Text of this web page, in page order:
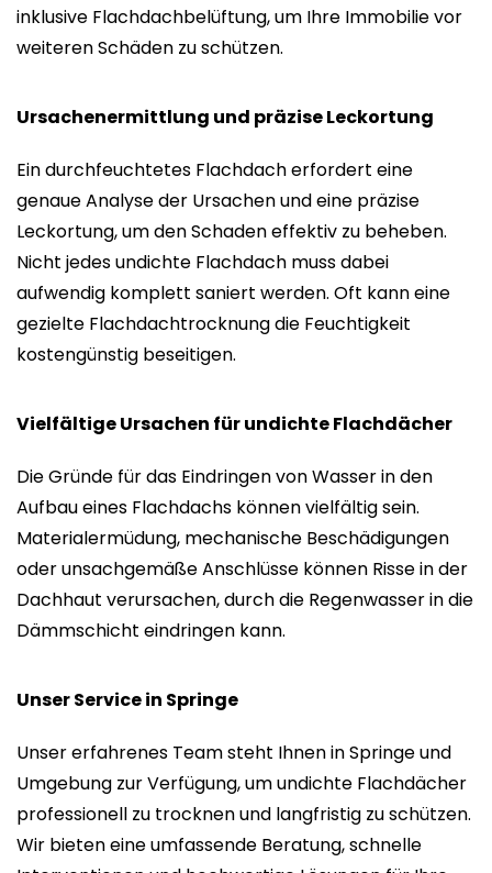
inklusive Flachdachbelüftung, um Ihre Immobilie vor
weiteren Schäden zu schützen.
Ursachenermittlung und präzise Leckortung
Ein durchfeuchtetes Flachdach erfordert eine
genaue Analyse der Ursachen und eine präzise
Leckortung, um den Schaden effektiv zu beheben.
Nicht jedes undichte Flachdach muss dabei
aufwendig komplett saniert werden. Oft kann eine
gezielte Flachdachtrocknung die Feuchtigkeit
kostengünstig beseitigen.
Vielfältige Ursachen für undichte Flachdächer
Die Gründe für das Eindringen von Wasser in den
Aufbau eines Flachdachs können vielfältig sein.
Materialermüdung, mechanische Beschädigungen
oder unsachgemäße Anschlüsse können Risse in der
Dachhaut verursachen, durch die Regenwasser in die
Dämmschicht eindringen kann.
Unser Service in Springe
Unser erfahrenes Team steht Ihnen in Springe und
Umgebung zur Verfügung, um undichte Flachdächer
professionell zu trocknen und langfristig zu schützen.
Wir bieten eine umfassende Beratung, schnelle